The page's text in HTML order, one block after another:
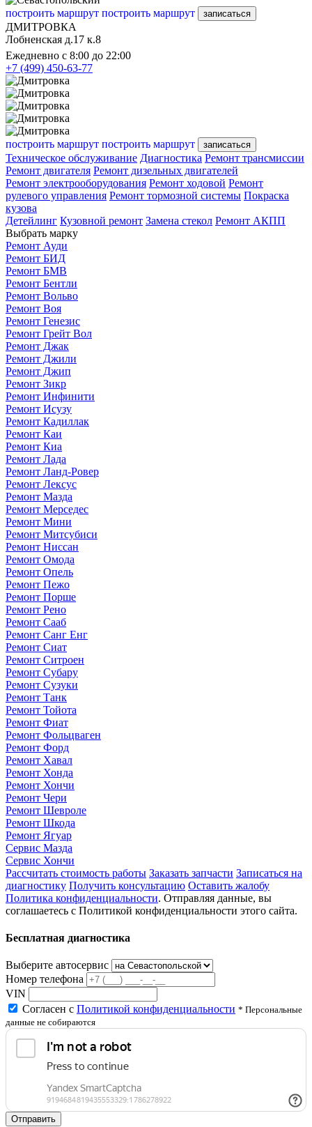
построить маршрут построить маршрут записаться
ДМИТРОВКА
Лобненская д.17 к.8
Ежедневно с 8:00 до 22:00
+7 (499) 450-63-77
построить маршрут построить маршрут записаться
Техническое обслуживание Диагностика Ремонт трансмиссии
Ремонт двигателя Ремонт дизельных двигателей
Ремонт электрооборудования Ремонт ходовой Ремонт
рулевого управления Ремонт тормозной системы Покраска
кузова
Детейлинг Кузовной ремонт Замена стекол Ремонт АКПП
Выбрать марку
Ремонт Ауди
Ремонт БИД
Ремонт БМВ
Ремонт Бентли
Ремонт Вольво
Ремонт Воя
Ремонт Генезис
Ремонт Грейт Вол
Ремонт Джак
Ремонт Джили
Ремонт Джип
Ремонт Зикр
Ремонт Инфинити
Ремонт Исузу
Ремонт Кадиллак
Ремонт Каи
Ремонт Киа
Ремонт Лада
Ремонт Ланд-Ровер
Ремонт Лексус
Ремонт Мазда
Ремонт Мерседес
Ремонт Мини
Ремонт Митсубиси
Ремонт Ниссан
Ремонт Омода
Ремонт Опель
Ремонт Пежо
Ремонт Порше
Ремонт Рено
Ремонт Сааб
Ремонт Санг Енг
Ремонт Сиат
Ремонт Ситроен
Ремонт Субару
Ремонт Сузуки
Ремонт Танк
Ремонт Тойота
Ремонт Фиат
Ремонт Фольцваген
Ремонт Форд
Ремонт Хавал
Ремонт Хонда
Ремонт Хончи
Ремонт Чери
Ремонт Шевроле
Ремонт Шкода
Ремонт Ягуар
Сервис Мазда
Сервис Хончи
Рассчитать стоимость работы Заказать запчасти Записаться на
диагностику Получить консультацию Оставить жалобу
Политика конфиденциальности. Отправляя данные, вы
соглашаетесь с Политикой конфиденциальности этого сайта.
Бесплатная диагностика
Выберите автосервис
Номер телефона
VIN
Согласен с Политикой конфиденциальности * Персональные
данные не собираются
Отправить